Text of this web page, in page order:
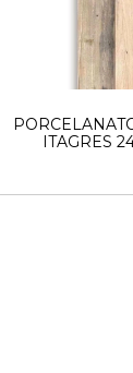
ITAGRES